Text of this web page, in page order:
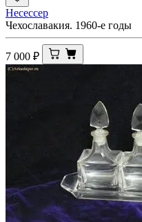
Несессер
Чехославакия. 1960-е годы
7 000 ₽